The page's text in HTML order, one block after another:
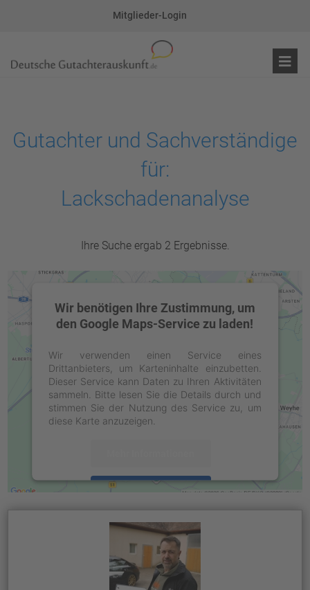
Mitglieder-Login
Gutachter und Sachverständige
für:
Lackschadenanalyse
Ihre Suche ergab 2 Ergebnisse.
Wir benötigen Ihre Zustimmung, um
den Google Maps-Service zu laden!
Wir verwenden einen Service eines
Drittanbieters, um Karteninhalte einzubetten.
Dieser Service kann Daten zu Ihren Aktivitäten
sammeln. Bitte lesen Sie die Details durch und
stimmen Sie der Nutzung des Service zu, um
diese Karte anzuzeigen.
Management Platform&eRecht24